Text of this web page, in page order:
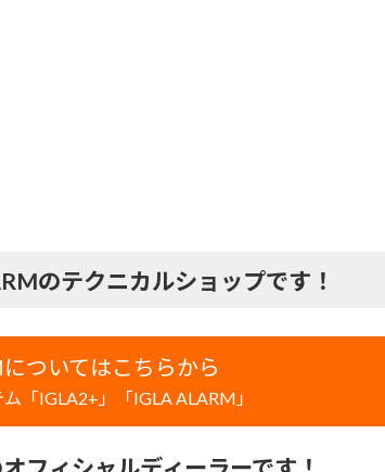
のテクニカルショップです！
ついてはこちらから
「IGLA2+」「IGLA ALARM」